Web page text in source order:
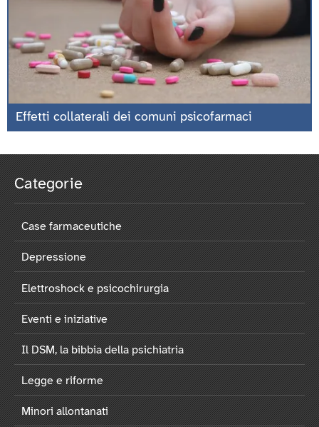
Effetti collaterali dei comuni psicofarmaci
Categorie
Case farmaceutiche
Depressione
Elettroshock e psicochirurgia
Eventi e iniziative
Il DSM, la bibbia della psichiatria
Legge e riforme
Minori allontanati